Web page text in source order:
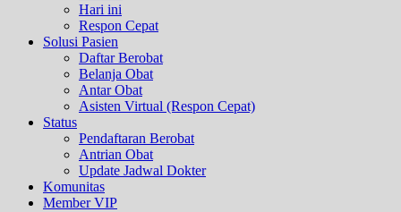
Hari ini
Respon Cepat
Solusi Pasien
Daftar Berobat
Belanja Obat
Antar Obat
Asisten Virtual (Respon Cepat)
Status
Pendaftaran Berobat
Antrian Obat
Update Jadwal Dokter
Komunitas
Member VIP